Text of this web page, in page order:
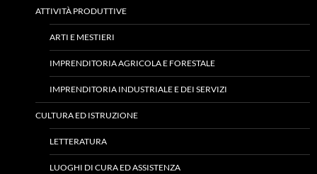
ATTIVITÀ PRODUTTIVE
ARTI E MESTIERI
IMPRENDITORIA AGRICOLA E FORESTALE
IMPRENDITORIA INDUSTRIALE E DEI SERVIZI
CULTURA ED ISTRUZIONE
LETTERATURA
LUOGHI DI CURA ED ASSISTENZA